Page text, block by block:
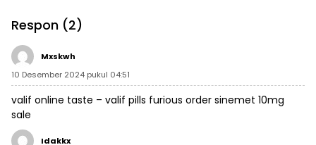
Respon (2)
Mxskwh
10 Desember 2024 pukul 04:51
valif online taste – valif pills furious order sinemet 10mg
sale
Idakkx